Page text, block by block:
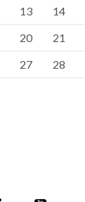
13 14
20 21
27 28